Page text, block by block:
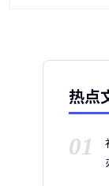
热点
01